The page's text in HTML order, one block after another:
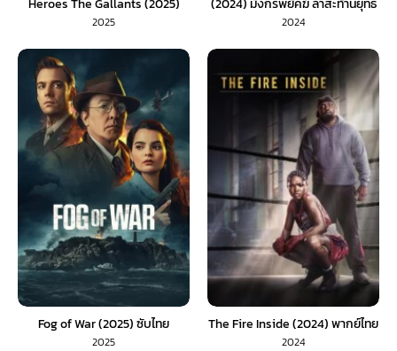
มังกรหยก จอมยุทธ์ผู้ยิ่งใหญ่ (พาก
2025
ภพ 3 (พากย์ไทย)
2024
Fog of War (2025) ซับไทย
2025
The Fire Inside (2024) พากย์ไทย
2024